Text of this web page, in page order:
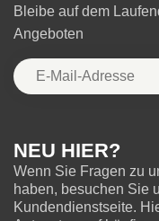
NEU HIER?
Wenn Sie Fragen zu
haben, besuchen Sie
Kundendienstseite.
Bleibe auf dem
Angeboten